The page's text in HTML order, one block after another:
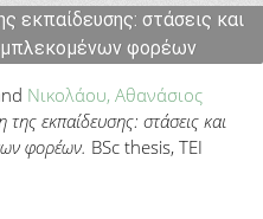
εκπαίδευσης: στάσεις και
φορέων
Νικολάου, Αθανάσιος
της εκπαίδευσης: στάσεις και
φορέων. BSc thesis, ΤΕΙ